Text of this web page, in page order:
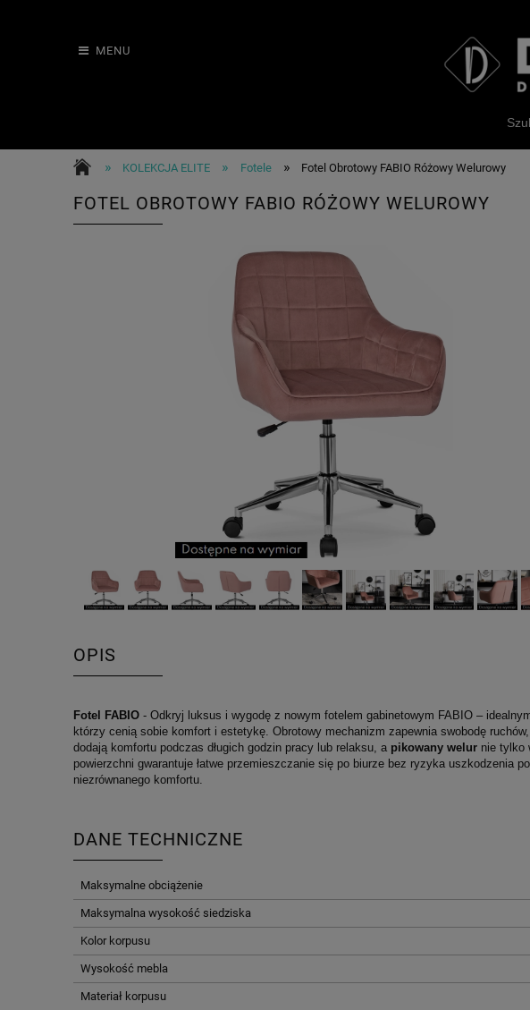
MENU
» KOLEKCJA ELITE » Fotele » Fotel Obrotowy FABIO Różowy Welurowy
FOTEL OBROTOWY FABIO RÓŻOWY WELUROWY
OPIS
Fotel FABIO - Odkryj luksus i wygodę z nowym fotelem gabinetowym FABIO –
którzy cenią sobie komfort i estetykę. Obrotowy mechanizm zapewnia swobodę
dodają komfortu podczas długich godzin pracy lub relaksu, a pikowany welur nie tylko
powierzchni gwarantuje łatwe przemieszczanie się po biurze bez ryzyka uszkodzenia
niezrównanego komfortu.
DANE TECHNICZNE
Maksymalne obciążenie
Maksymalna wysokość siedziska
Kolor korpusu
Wysokość mebla
Materiał korpusu